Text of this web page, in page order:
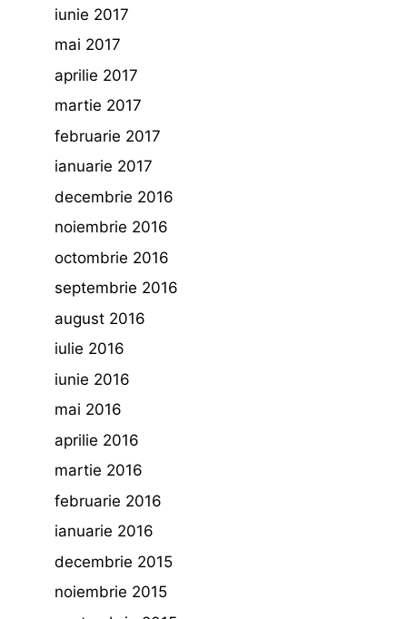
iunie 2017
mai 2017
aprilie 2017
martie 2017
februarie 2017
ianuarie 2017
decembrie 2016
noiembrie 2016
octombrie 2016
septembrie 2016
august 2016
iulie 2016
iunie 2016
mai 2016
aprilie 2016
martie 2016
februarie 2016
ianuarie 2016
decembrie 2015
noiembrie 2015